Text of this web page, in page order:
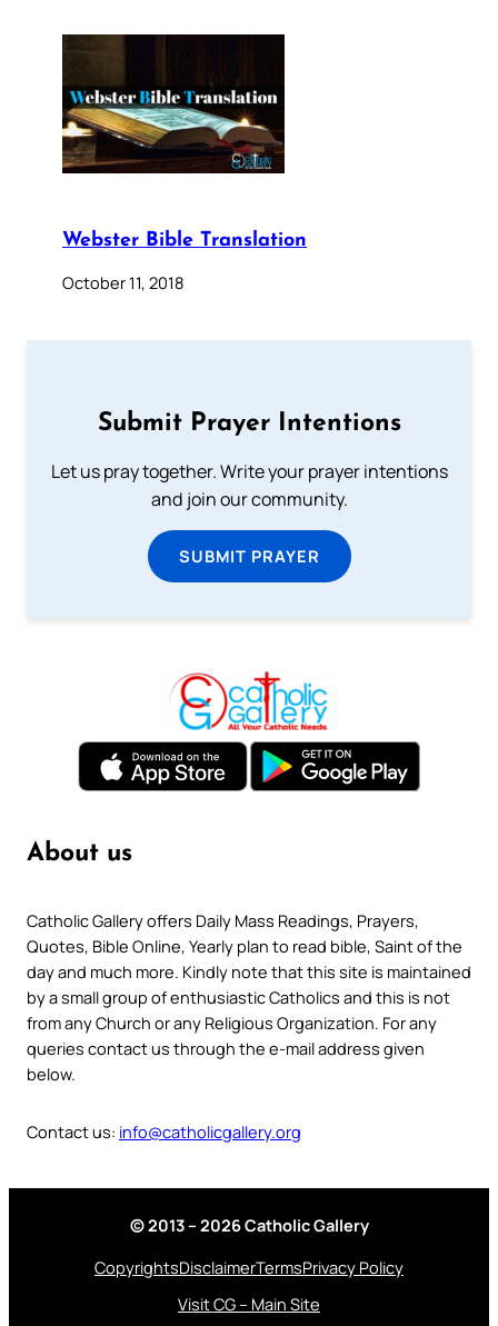
Webster Bible Translation
October 11, 2018
Submit Prayer Intentions
Let us pray together. Write your prayer intentions
and join our community.
SUBMIT PRAYER
About us
Catholic Gallery offers Daily Mass Readings, Prayers,
Quotes, Bible Online, Yearly plan to read bible, Saint of the
day and much more. Kindly note that this site is maintained
by a small group of enthusiastic Catholics and this is not
from any Church or any Religious Organization. For any
queries contact us through the e-mail address given
below.
Contact us: info@catholicgallery.org
© 2013 – 2026 Catholic Gallery
CopyrightsDisclaimerTermsPrivacy Policy
Visit CG – Main Site